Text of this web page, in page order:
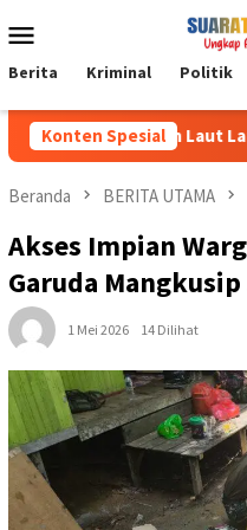
ke
kontenMobile
Berita Kriminal Politik
Konten Spesial
1009/Tanah Laut Latih
Beranda BERITA UTAMA
Akses Impian
Garuda
1 Mei 2026 14 Dilihat